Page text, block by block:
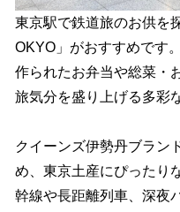
東京駅で鉄道旅のお供を
OKYO」がおすすめです
作られたお弁当や総菜・
旅気分を盛り上げる多彩
クイーンズ伊勢丹ブラン
め、東京土産にぴったり
幹線や長距離列車、深夜